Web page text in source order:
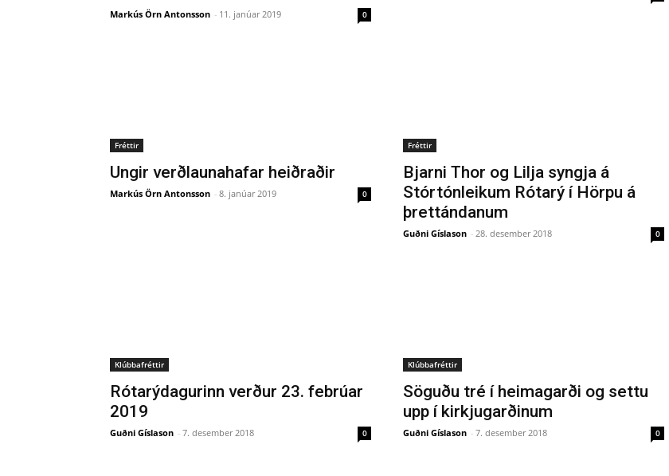
Markús Örn Antonsson - 11. janúar 2019 0
Fréttir
Ungir verðlaunahafar heiðraðir
Markús Örn Antonsson - 8. janúar 2019 0
Fréttir
Bjarni Thor og Lilja syngja á
Stórtónleikum Rótarý í Hörpu á
þrettándanum
Guðni Gíslason - 28. desember 2018 0
Klúbbafréttir
Rótarýdagurinn verður 23. febrúar
2019
Guðni Gíslason - 7. desember 2018 0
Klúbbafréttir
Söguðu tré í heimagarði og settu
upp í kirkjugarðinum
Guðni Gíslason - 7. desember 2018 0